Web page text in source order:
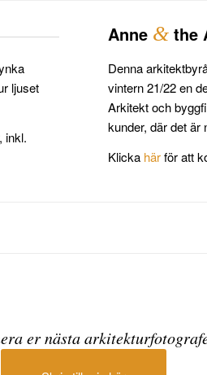
ljuset
inkl.
Anne & the
Denna
vintern 21/22 en
Arkitekt och
kunder, där det är
Klicka härför att
er nästa